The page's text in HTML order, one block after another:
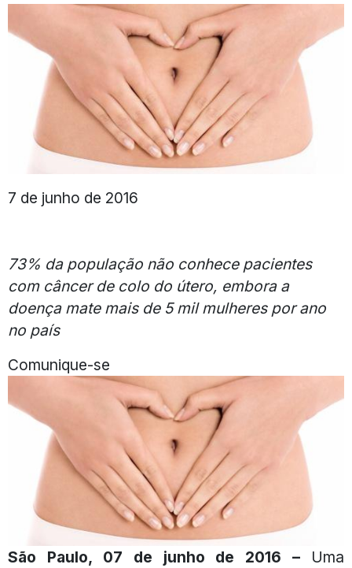
7 de junho de 2016
73% da população não conhece pacientes
com câncer de colo do útero, embora a
doença mate mais de 5 mil mulheres por ano
no país
Comunique-se
São Paulo, 07 de junho de 2016 – Uma